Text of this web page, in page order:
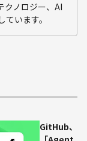
クノロジー、AI
います。
GitHub、